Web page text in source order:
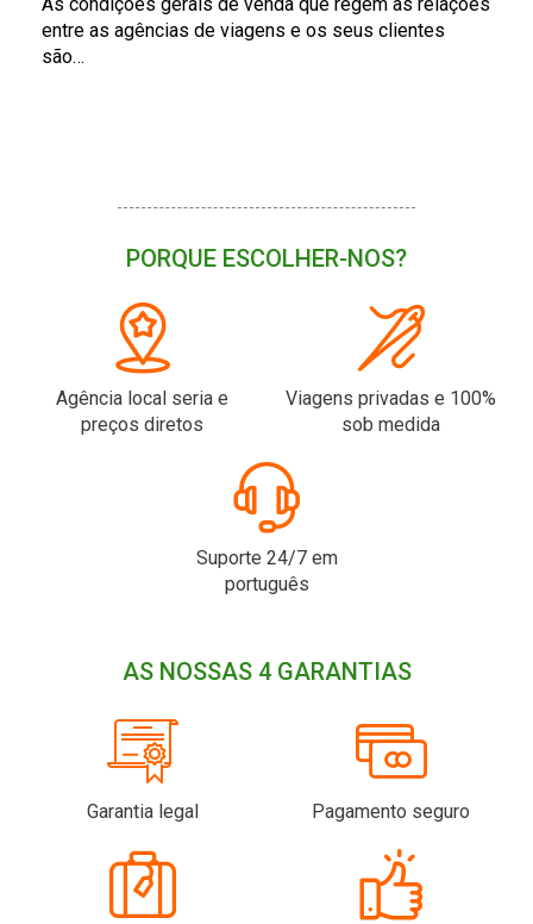
As condições gerais de venda que regem as relações
entre as agências de viagens e os seus clientes
são…
PORQUE ESCOLHER-NOS?
Agência local seria e
preços diretos
Viagens privadas e 100%
sob medida
Suporte 24/7 em
português
AS NOSSAS 4 GARANTIAS
Garantia legal Pagamento seguro